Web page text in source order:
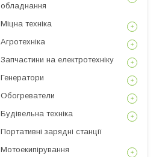
обладнання
Міцна техніка
Агротехніка
Запчастини на електротехніку
Генератори
Обогреватели
Будівельна техніка
Портативні зарядні станції
Мотоекипірування